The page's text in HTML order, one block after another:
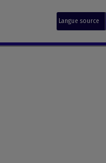
Langue source